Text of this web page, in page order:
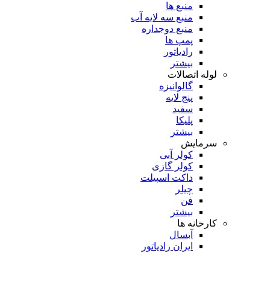
منبع ها
منبع سه لایه آب
منبع دوجداره
پمپ ها
رادیاتور
بیشتر
لوله اتصالات
گالوانیزه
پنج لایه
سفید
پلیکا
بیشتر
سرمایش
کولر آبی
کولر گازی
داکت اسپیلت
چیلر
فن
بیشتر
کارخانه ها
آبسال
ایران رادیاتور